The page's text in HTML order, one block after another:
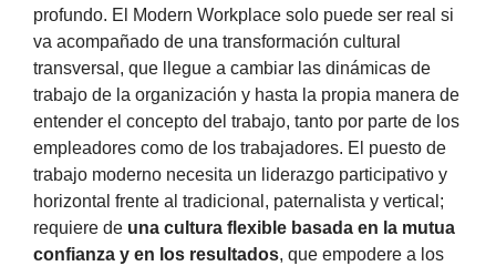
profundo. El Modern Workplace solo puede ser real si
va acompañado de una transformación cultural
transversal, que llegue a cambiar las dinámicas de
trabajo de la organización y hasta la propia manera de
entender el concepto del trabajo, tanto por parte de los
empleadores como de los trabajadores. El puesto de
trabajo moderno necesita un liderazgo participativo y
horizontal frente al tradicional, paternalista y vertical;
requiere de una cultura flexible basada en la mutua
confianza y en los resultados, que empodere a los